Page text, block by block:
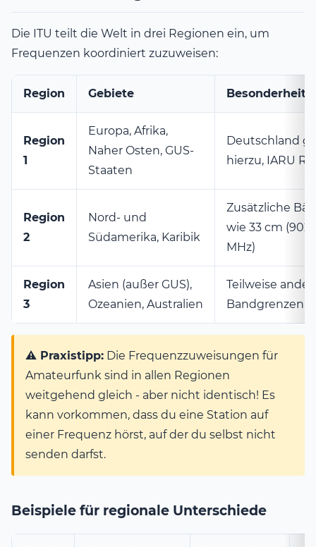
Die ITU teilt die Welt in drei Regionen ein, um
Frequenzen koordiniert zuzuweisen:
Region Gebiete
Region
1
Europa, Afrika,
Naher Osten, GUS-
Staaten
Deutschland
hierzu, IARU
Region
2
Nord- und
Südamerika, Karibik
Zusätzliche
wie 33 cm
MHz)
Region
3
Asien (außer GUS),
Ozeanien, Australien
Teilweise
Bandgrenzen
⚠️ Praxistipp: Die Frequenzzuweisungen für
Amateurfunk sind in allen Regionen
weitgehend gleich - aber nicht identisch! Es
kann vorkommen, dass du eine Station auf
einer Frequenz hörst, auf der du selbst nicht
senden darfst.
Beispiele für regionale Unterschiede